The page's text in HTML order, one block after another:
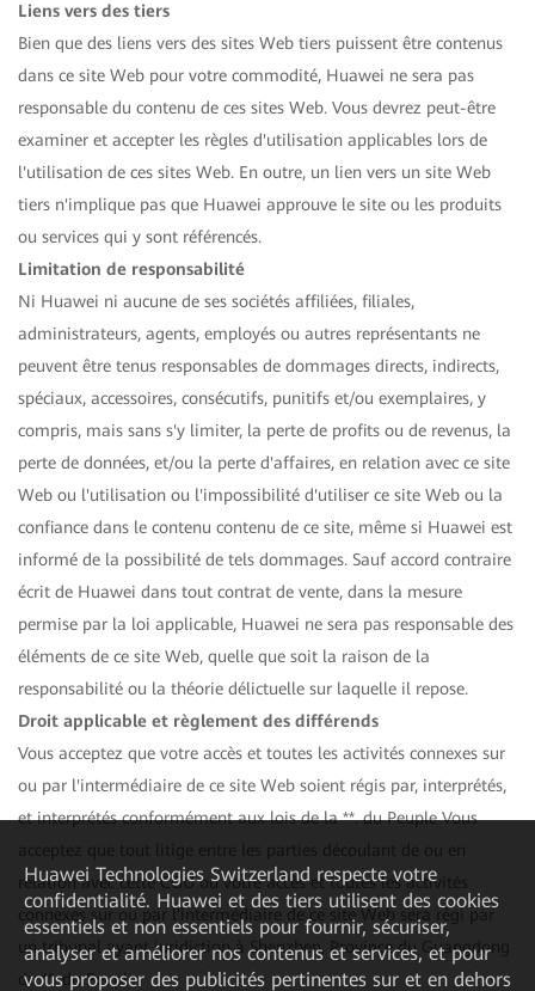
Liens vers des tiers
Bien que des liens vers des sites Web tiers puissent être contenus
dans ce site Web pour votre commodité, Huawei ne sera pas
responsable du contenu de ces sites Web. Vous devrez peut-être
examiner et accepter les règles d'utilisation applicables lors de
l'utilisation de ces sites Web. En outre, un lien vers un site Web
tiers n'implique pas que Huawei approuve le site ou les produits
ou services qui y sont référencés.
Limitation de responsabilité
Ni Huawei ni aucune de ses sociétés affiliées, filiales,
administrateurs, agents, employés ou autres représentants ne
peuvent être tenus responsables de dommages directs, indirects,
spéciaux, accessoires, consécutifs, punitifs et/ou exemplaires, y
compris, mais sans s'y limiter, la perte de profits ou de revenus, la
perte de données, et/ou la perte d'affaires, en relation avec ce site
Web ou l'utilisation ou l'impossibilité d'utiliser ce site Web ou la
confiance dans le contenu contenu de ce site, même si Huawei est
informé de la possibilité de tels dommages. Sauf accord contraire
écrit de Huawei dans tout contrat de vente, dans la mesure
permise par la loi applicable, Huawei ne sera pas responsable des
éléments de ce site Web, quelle que soit la raison de la
responsabilité ou la théorie délictuelle sur laquelle il repose.
Droit applicable et règlement des différends
Vous acceptez que votre accès et toutes les activités connexes sur
ou par l'intermédiaire de ce site Web soient régis par, interprétés,
et interprétés conformément aux lois de la **. du Peuple Vous
relation avec cette CGU ou votre accès et toutes les activités
connexes sur ou par l'intermédiaire de ce site Web sera régi par
un tribunal ayant juridiction à Shenzhen, Province du Guangdong
du **. du Peuple.
Huawei Technologies Switzerland respecte votre
confidentialité. Huawei et des tiers utilisent des cookies
essentiels et non essentiels pour fournir, sécuriser,
analyser et améliorer nos contenus et services, et pour
vous proposer des publicités pertinentes sur et en dehors